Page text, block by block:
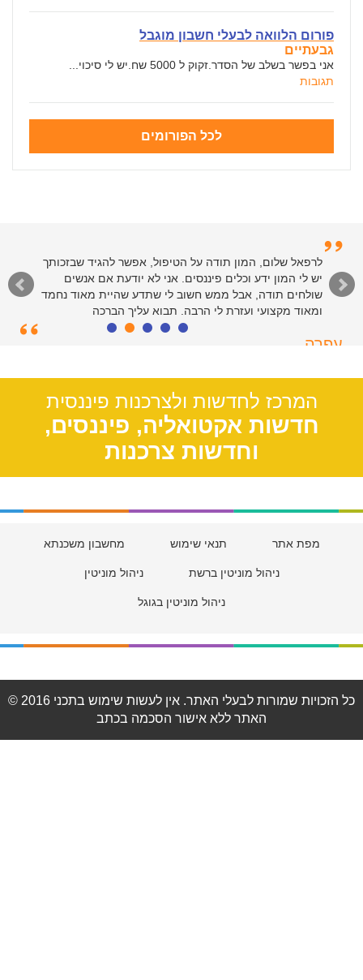
פורום הלוואה לבעלי חשבון מוגבל
גבעתיים
אני בפשר בשלב של הסדר.זקוק ל 5000 שח.יש לי סיכוי...
תגובות
לכל הפורומים
לרפאל שלום, המון תודה על הטיפול, אפשר להגיד שבזכותך
יש לי המון ידע וכלים פיננסים. אני לא יודעת אם אנשים
שולחים תודה, אבל ממש חשוב לי שתדע שהיית מאוד נחמד
ומאוד מקצועי ועזרת לי הרבה. תבוא עליך הברכה
עפרה
המרכז לחדשות ולצרכנות פיננסית
חדשות אקטואליה, פיננסים,
וחדשות צרכנות
מפת אתר תנאי שימוש מחשבון משכנתא
ניהול מוניטין ברשת ניהול מוניטין
ניהול מוניטין בגוגל
© 2016 כל הזכויות שמורות לבעלי האתר. אין לעשות שימוש בתכני
האתר ללא אישור הסכמה בכתב